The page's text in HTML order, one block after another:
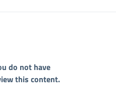
do not have
this content.